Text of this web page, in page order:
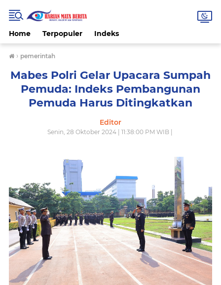
Home Terpopuler Indeks
› pemerintah
Mabes Polri Gelar Upacara Sumpah
Pemuda: Indeks Pembangunan
Pemuda Harus Ditingkatkan
Editor
Senin, 28 Oktober 2024 | 11:38:00 PM WIB |